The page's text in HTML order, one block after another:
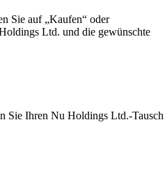
Sie auf „Kaufen“ oder
Ltd. und die gewünschte
Sie Ihren Nu Holdings Ltd.-Tausch